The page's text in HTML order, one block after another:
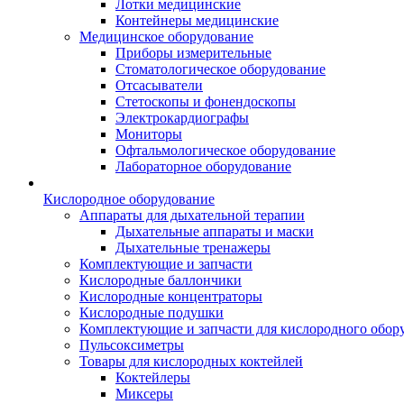
Лотки медицинские
Контейнеры медицинские
Медицинское оборудование
Приборы измерительные
Стоматологическое оборудование
Отсасыватели
Стетоскопы и фонендоскопы
Электрокардиографы
Мониторы
Офтальмологическое оборудование
Лабораторное оборудование
Кислородное оборудование
Аппараты для дыхательной терапии
Дыхательные аппараты и маски
Дыхательные тренажеры
Комплектующие и запчасти
Кислородные баллончики
Кислородные концентраторы
Кислородные подушки
Комплектующие и запчасти для кислородного
Пульсоксиметры
Товары для кислородных коктейлей
Коктейлеры
Миксеры